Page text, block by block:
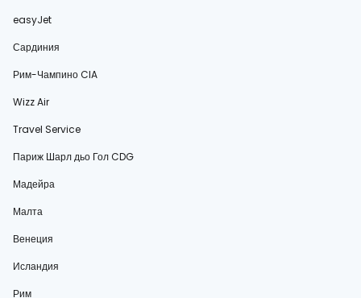
easyJet
Сардиния
Рим-Чампино CIA
Wizz Air
Travel Service
Париж Шарл дьо Гол CDG
Мадейра
Малта
Венеция
Исландия
Рим